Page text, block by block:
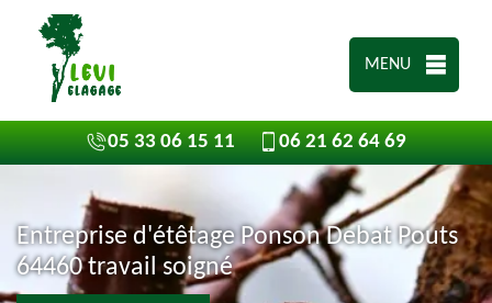
MENU
05 33 06 15 11 06 21 62 64 69
Entreprise d'étêtage Ponson Debat Pouts
64460 travail soigné